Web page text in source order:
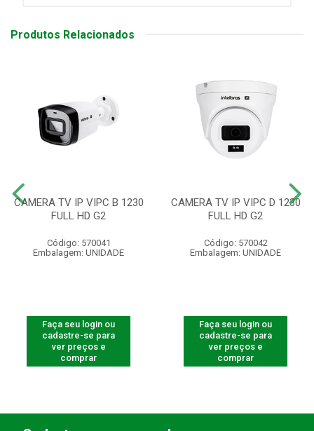
Produtos Relacionados
CAMERA TV IP VIPC B 1230
FULL HD G2
Código: 570041
Embalagem: UNIDADE
Faça seu login ou
cadastre-se para
ver preços e
comprar
CAMERA TV IP VIPC D 1230
FULL HD G2
Código: 570042
Embalagem: UNIDADE
Faça seu login ou
cadastre-se para
ver preços e
comprar